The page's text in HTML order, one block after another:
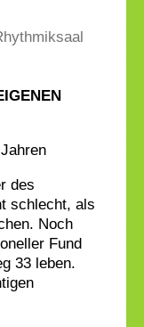
des
schlecht, als
Noch
Fund
33 leben.